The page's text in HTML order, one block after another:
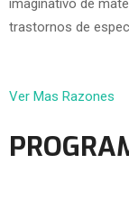
imaginativo de
trastornos de
Ver Mas Razones